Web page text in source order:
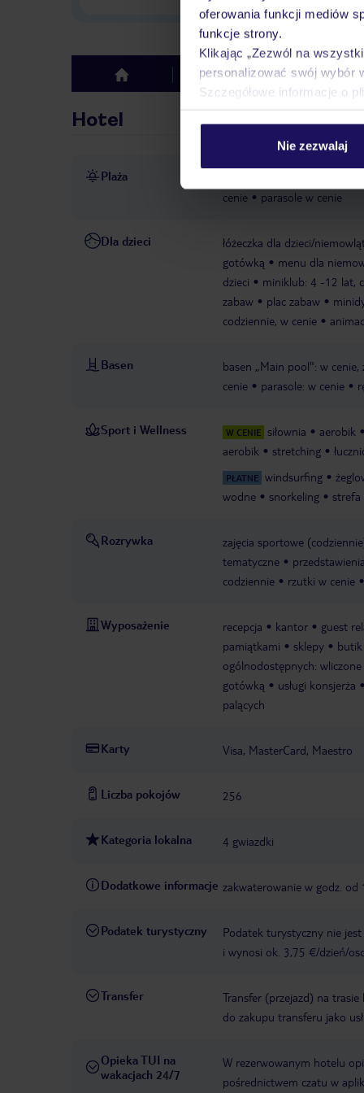
oferowania funkcji mediów
funkcje strony.
Klikając „Zezwól na
personalizować swój wybór
Szczegółowe informacje o
Nie zezwalaj
top Hotel Opinie
Hotel
Plaża
cenie
parasole w cenie
Dla dzieci łóżeczka dla dzieci/
gotówką
menu dla
dzieci
miniklub: 4 -12 lat,
zabaw
plac zabaw
codziennie, w cenie
Basen basen „Main pool": w cenie,
cenie
parasole: w cenie
Sport i Wellness W CENIE siłownia aerobik
aerobik
stretching
PŁATNE windsurfing
wodne
snorkeling strefa
Rozrywka zajęcia sportowe
tematyczne
codziennie
rzutki w cenie
Wyposażenie recepcja kantor guest
pamiątkami
sklepy butik
ogólnodostępnych:
gotówką
usługi konsjerża
palących
Karty Visa, MasterCard, Maestro
Liczba pokojów 256
Kategoria lokalna 4 gwiazdki
Dodatkowe informacje zakwaterowanie w godz. od
Podatek turystyczny
Podatek turystyczny nie
i wynosi ok. 3,75 €/dzień/
Transfer
Transfer (przejazd) na
do zakupu transferu jako
Opieka TUI na
wakacjach 24/7
W rezerwowanym hotelu
pośrednictwem czatu w